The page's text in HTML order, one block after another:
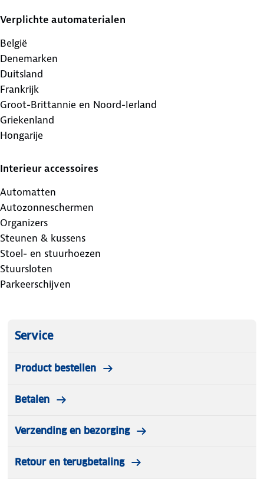
Verplichte automaterialen
België
Denemarken
Duitsland
Frankrijk
Groot-Brittannie en Noord-Ierland
Griekenland
Hongarije
Interieur accessoires
Automatten
Autozonneschermen
Organizers
Steunen & kussens
Stoel- en stuurhoezen
Stuursloten
Parkeerschijven
Service
Product bestellen
Betalen
Verzending en bezorging
Retour en terugbetaling